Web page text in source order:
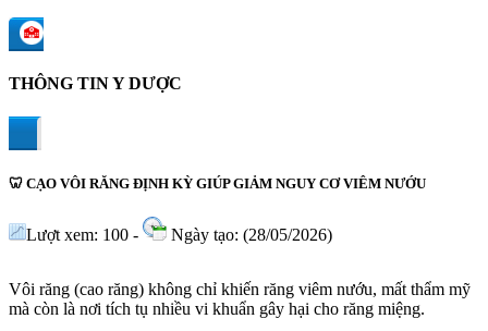
THÔNG TIN Y DƯỢC
🦷 CẠO VÔI RĂNG ĐỊNH KỲ GIÚP GIẢM NGUY CƠ VIÊM NƯỚU
Lượt xem: 100 - Ngày tạo: (28/05/2026)
Vôi răng (cao răng) không chỉ khiến răng viêm nướu, mất thẩm mỹ
mà còn là nơi tích tụ nhiều vi khuẩn gây hại cho răng miệng.